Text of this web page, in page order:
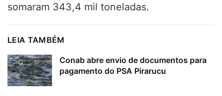
somaram 343,4 mil toneladas.
LEIA TAMBÉM
Conab abre envio de documentos para
pagamento do PSA Pirarucu